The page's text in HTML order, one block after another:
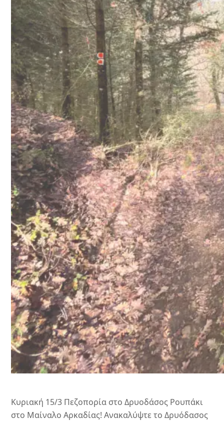
Κυριακή 15/3 Πεζοπορία στο Δρυοδάσος Ρουπάκι
στο Μαίναλο Αρκαδίας! ️Ανακαλύψτε το Δρυόδασος